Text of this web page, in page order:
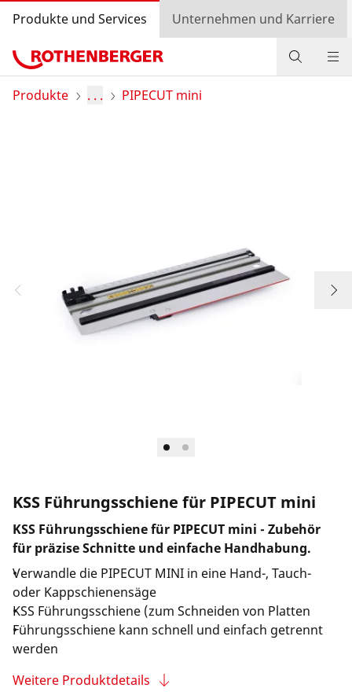
Produkte und Services Unternehmen und Karriere
Produkte
Einkaufswagen
Produkte . . . PIPECUT mini
KSS Führungsschiene für PIPECUT mini
KSS Führungsschiene für PIPECUT mini - Zubehör
für präzise Schnitte und einfache Handhabung.
Verwandle die PIPECUT MINI in eine Hand-, Tauch-
oder Kappschienensäge
KSS Führungsschiene (zum Schneiden von Platten
Führungsschiene kann schnell und einfach getrennt
werden
Weitere Produktdetails